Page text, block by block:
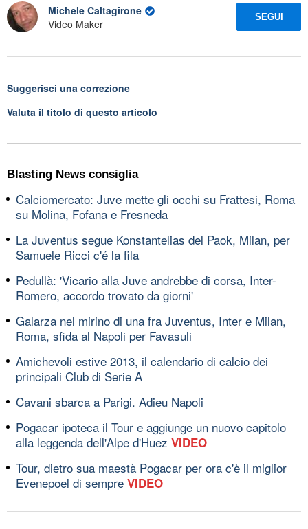
Michele Caltagirone
Video Maker
SEGUI
Suggerisci una correzione
Valuta il titolo di questo articolo
Blasting News consiglia
Calciomercato: Juve mette gli occhi su Frattesi, Roma
su Molina, Fofana e Fresneda
La Juventus segue Konstantelias del Paok, Milan, per
Samuele Ricci c'é la fila
Pedullà: 'Vicario alla Juve andrebbe di corsa, Inter-
Romero, accordo trovato da giorni'
Galarza nel mirino di una fra Juventus, Inter e Milan,
Roma, sfida al Napoli per Favasuli
Amichevoli estive 2013, il calendario di calcio dei
principali Club di Serie A
Cavani sbarca a Parigi. Adieu Napoli
Pogacar ipoteca il Tour e aggiunge un nuovo capitolo
alla leggenda dell'Alpe d'Huez VIDEO
Tour, dietro sua maestà Pogacar per ora c'è il miglior
Evenepoel di sempre VIDEO